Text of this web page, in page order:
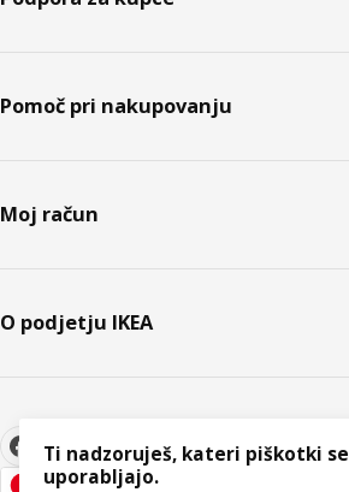
Pomoč pri nakupovanju
Moj račun
O podjetju IKEA
Ti nadzoruješ, kateri piškotki se
uporabljajo.